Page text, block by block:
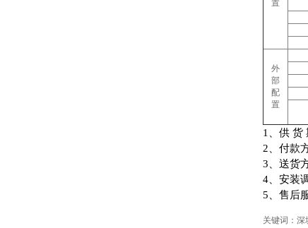
置
外
部
配
置
1 、供 货
2 、付款
3 、送货
4 、安装
5 、售后
关键词：